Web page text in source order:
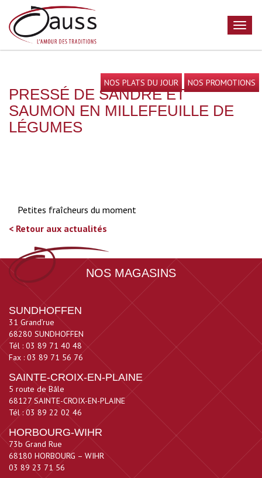
NOS PLATS DU JOUR NOS PROMOTIONS
PRESSÉ DE SANDRE ET
SAUMON EN MILLEFEUILLE DE
LÉGUMES
Petites fraîcheurs du moment
< Retour aux actualités
NOS MAGASINS
SUNDHOFFEN
31 Grand’rue
68280 SUNDHOFFEN
Tél : 03 89 71 40 48
Fax : 03 89 71 56 76
SAINTE-CROIX-EN-PLAINE
5 route de Bâle
68127 SAINTE-CROIX-EN-PLAINE
Tél : 03 89 22 02 46
HORBOURG-WIHR
73b Grand Rue
68180 HORBOURG – WIHR
03 89 23 71 56